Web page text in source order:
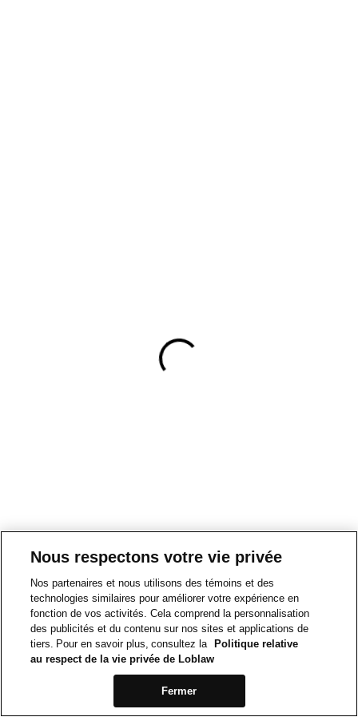
Nous respectons votre vie privée
Nos partenaires et nous utilisons des témoins et des
technologies similaires pour améliorer votre expérience en
fonction de vos activités. Cela comprend la personnalisation
des publicités et du contenu sur nos sites et applications de
tiers. Pour en savoir plus, consultez la
Politique relative
au respect de la vie privée de Loblaw
Fermer